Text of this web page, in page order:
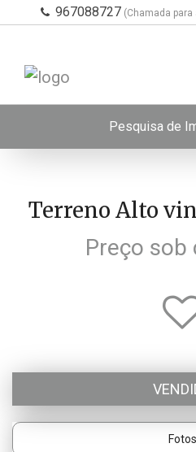
967088727 (Chamada
Pesquisa de
Terreno Alto
Preço sob
Fotos